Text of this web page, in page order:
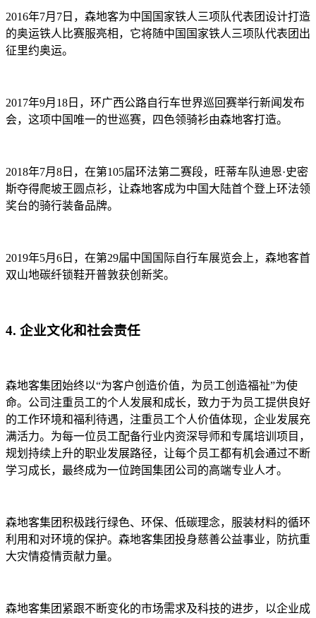
2016年7月7日，森地客为中国国家铁人三项队代表团设计打造
的奥运铁人比赛服亮相，它将随中国国家铁人三项队代表团出
征里约奥运。
2017年9月18日，环广西公路自行车世界巡回赛举行新闻发布
会，这项中国唯一的世巡赛，四色领骑衫由森地客打造。
2018年7月8日，在第105届环法第二赛段，旺蒂车队迪恩·史密
斯夺得爬坡王圆点衫，让森地客成为中国大陆首个登上环法领
奖台的骑行装备品牌。
2019年5月6日，在第29届中国国际自行车展览会上，森地客首
双山地碳纤锁鞋开普敦获创新奖。
4. 企业文化和社会责任
森地客集团始终以“为客户创造价值，为员工创造福祉”为使
命。公司注重员工的个人发展和成长，致力于为员工提供良好
的工作环境和福利待遇，注重员工个人价值体现，企业发展充
满活力。为每一位员工配备行业内资深导师和专属培训项目，
规划持续上升的职业发展路径，让每个员工都有机会通过不断
学习成长，最终成为一位跨国集团公司的高端专业人才。
森地客集团积极践行绿色、环保、低碳理念，服装材料的循环
利用和对环境的保护。森地客集团投身慈善公益事业，防抗重
大灾情疫情贡献力量。
森地客集团紧跟不断变化的市场需求及科技的进步，以企业成